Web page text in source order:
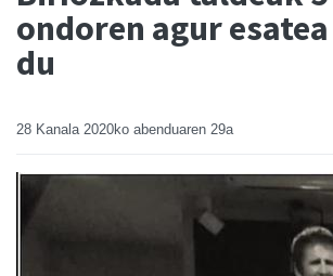
ondoren agur
du
28 Kanala 2020ko abenduaren 29a